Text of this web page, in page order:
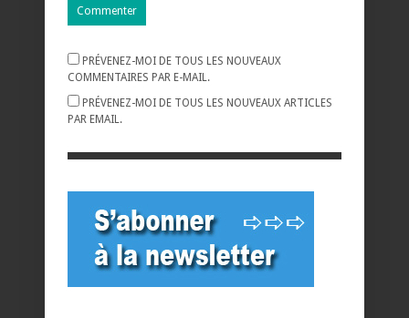
PRÉVENEZ-MOI DE TOUS LES NOUVEAUX
COMMENTAIRES PAR E-MAIL.
PRÉVENEZ-MOI DE TOUS LES NOUVEAUX ARTICLES
PAR EMAIL.